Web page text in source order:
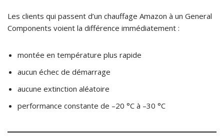
Les clients qui passent d’un chauffage Amazon à un General
Components voient la différence immédiatement :
montée en température plus rapide
aucun échec de démarrage
aucune extinction aléatoire
performance constante de –20 °C à –30 °C